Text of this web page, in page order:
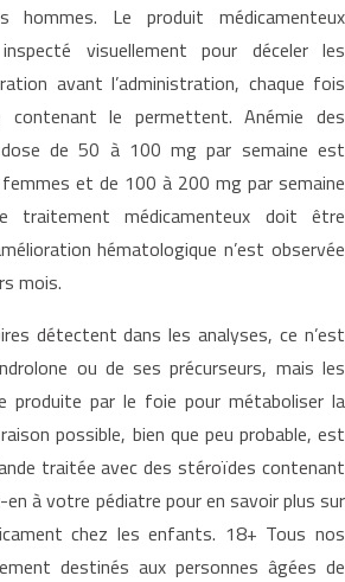
hommes. Le produit médicamenteux
visuellement pour déceler les
avant l’administration, chaque fois
le permettent. Anémie des
dose de 50 à 100 mg par semaine est
et de 100 à 200 mg par semaine
traitement médicamenteux doit être
hématologique n’est observée
mois.
détectent dans les analyses, ce n’est
ou de ses précurseurs, mais les
produite par le foie pour métaboliser la
possible, bien que peu probable, est
traitée avec des stéroïdes contenant
en à votre pédiatre pour en savoir plus sur
chez les enfants. 18+ Tous nos
destinés aux personnes âgées de